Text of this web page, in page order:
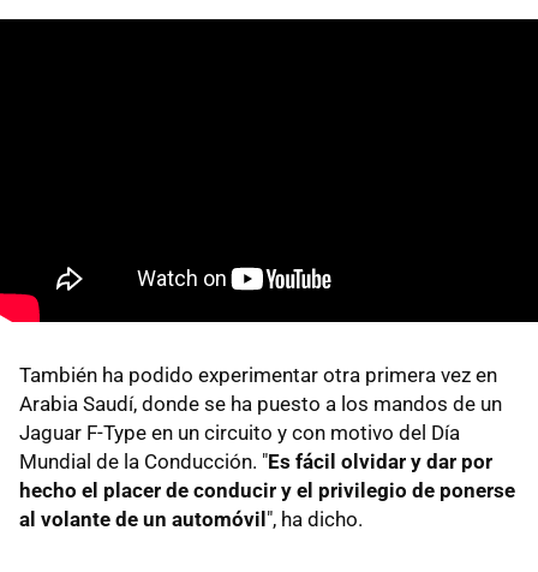
También ha podido experimentar otra primera vez en
Arabia Saudí, donde se ha puesto a los mandos de un
Jaguar F-Type en un circuito y con motivo del Día
Mundial de la Conducción. "Es fácil olvidar y dar por
hecho el placer de conducir y el privilegio de ponerse
al volante de un automóvil", ha dicho.